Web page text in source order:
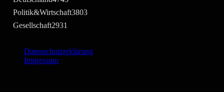
Politik&Wirtschaft3803
Gesellschaft2931
Datenschutzerklärung
Impressum